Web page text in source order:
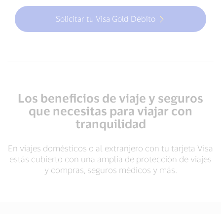
Solicitar tu Visa Gold Débito
Los beneficios de viaje y seguros
que necesitas para viajar con
tranquilidad
En viajes domésticos o al extranjero con tu tarjeta Visa
estás cubierto con una amplia de protección de viajes
y compras, seguros médicos y más.